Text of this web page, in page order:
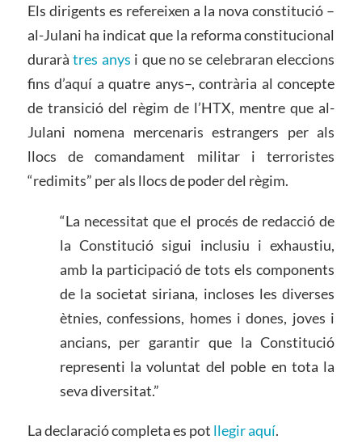
Els dirigents es refereixen a la nova constitució –
al-Julani ha indicat que la reforma constitucional
duraràtres anys i que no se celebraran eleccions
fins d’aquí a quatre anys–, contrària al concepte
de transició del règim de l’HTX, mentre que al-
Julani nomena mercenaris estrangers per als
llocs de comandament militar i terroristes
“redimits” per als llocs de poder del règim.
“La necessitat que el procés de redacció de
la Constitució sigui inclusiu i exhaustiu,
amb la participació de tots els components
de la societat siriana, incloses les diverses
ètnies, confessions, homes i dones, joves i
ancians, per garantir que la Constitució
representi la voluntat del poble en tota la
seva diversitat.”
La declaració completa es pot llegir aquí.